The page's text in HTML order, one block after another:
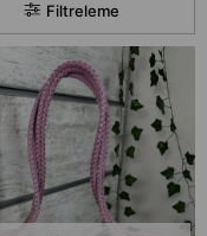
Filtreleme